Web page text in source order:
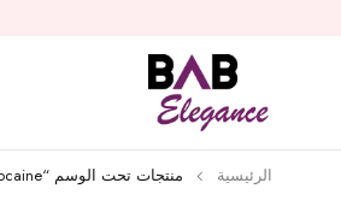
الرئيسية منتجات تحت الوسم “mode femme marocaine”